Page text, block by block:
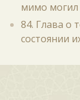
мимо могил
84. Глава о
состоянии